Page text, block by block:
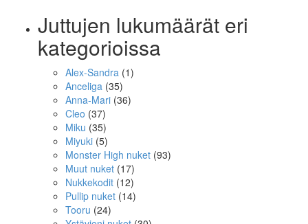
Juttujen lukumäärät eri
kategorioissa
Alex-Sandra (1)
Anceliga (35)
Anna-Mari (36)
Cleo (37)
Miku (35)
Miyuki (5)
Monster High nuket (93)
Muut nuket (17)
Nukkekodit (12)
Pullip nuket (14)
Tooru (24)